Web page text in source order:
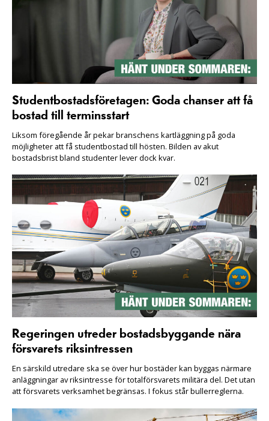
Studentbostadsföretagen: Goda chanser att få
bostad till terminsstart
Liksom föregående år pekar branschens kartläggning på goda
möjligheter att få studentbostad till hösten. Bilden av akut
bostadsbrist bland studenter lever dock kvar.
Regeringen utreder bostadsbyggande nära
försvarets riksintressen
En särskild utredare ska se över hur bostäder kan byggas närmare
anläggningar av riksintresse för totalförsvarets militära del. Det utan
att försvarets verksamhet begränsas. I fokus står bullerreglerna.